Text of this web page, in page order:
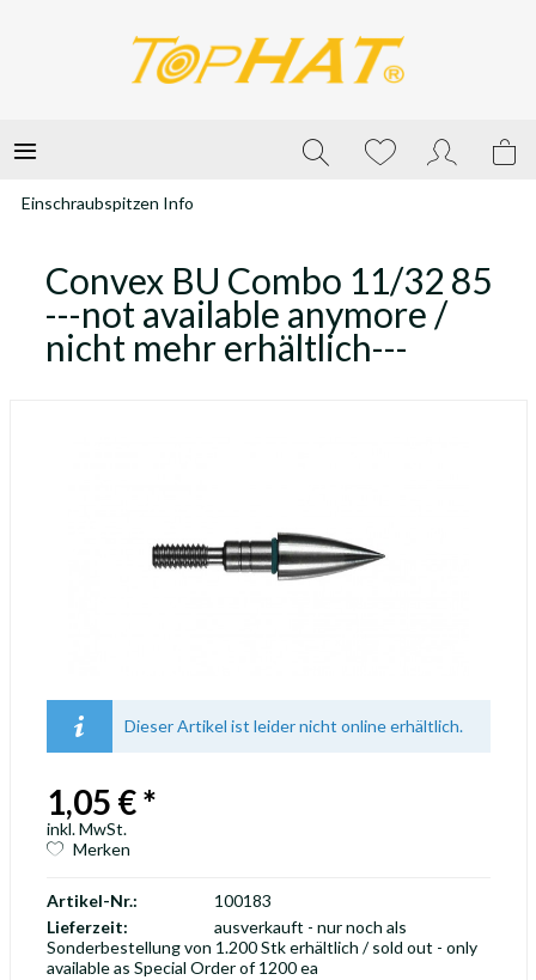
Einschraubspitzen Info
Convex BU Combo 11/32 85
---not available anymore /
nicht mehr erhältlich---
Dieser Artikel ist leider nicht online erhältlich.
1,05 € *
inkl. MwSt.
Merken
Artikel-Nr.:
100183
Lieferzeit:
ausverkauft - nur noch als
Sonderbestellung von 1.200 Stk erhältlich / sold out - only
available as Special Order of 1200 ea